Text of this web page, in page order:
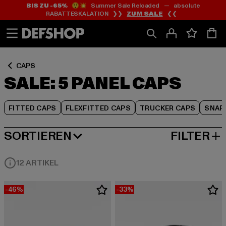
Zum
Inhalt
springen
Zum
Fußzeile
springen
BIS ZU -65%😲💥 Summer Sale Reloaded — absolute
RABATTESKALATION ❯❯ ZUM SALE ❮❮
CAPS
SALE: 5 PANEL CAPS
FITTED CAPS FLEXFITTED CAPS TRUCKER CAPS
Zum
Produktraster
springen
SORTIEREN
BELIEBTESTE FILTER
12 ARTIKEL
-46% -33%